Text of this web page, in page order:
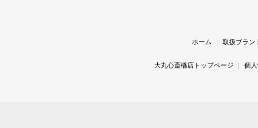
ホーム ｜ 取扱ブラン
大丸心斎橋店トップページ ｜ 個